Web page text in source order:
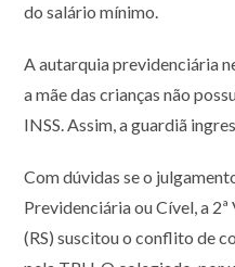
do salário mínimo.
A autarquia previdenciária
a mãe das crianças não
INSS. Assim, a guardiã
Com dúvidas se o
Previdenciária ou Cível, a 2ª
(RS) suscitou o conflito de